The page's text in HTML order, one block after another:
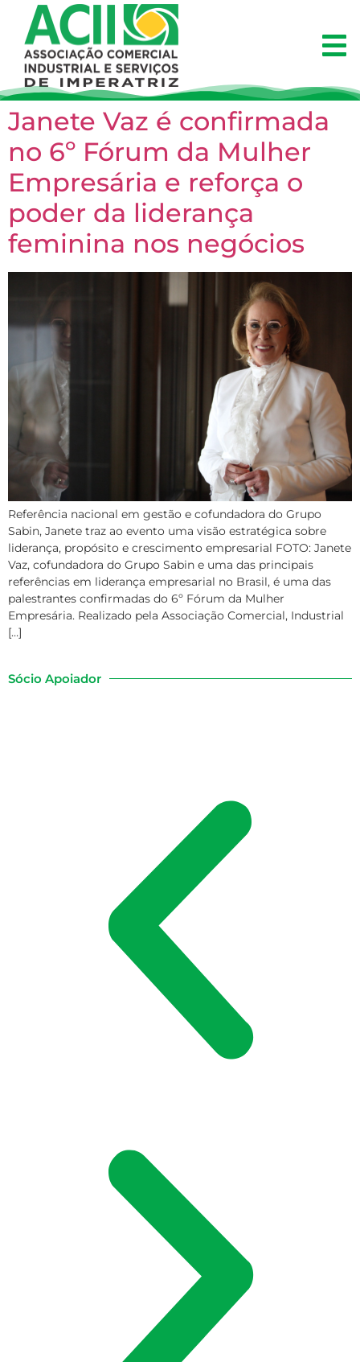
Janete Vaz é confirmada
no 6º Fórum da Mulher
Empresária e reforça o
poder da liderança
feminina nos negócios
Referência nacional em gestão e cofundadora do Grupo
Sabin, Janete traz ao evento uma visão estratégica sobre
liderança, propósito e crescimento empresarial FOTO: Janete
Vaz, cofundadora do Grupo Sabin e uma das principais
referências em liderança empresarial no Brasil, é uma das
palestrantes confirmadas do 6º Fórum da Mulher
Empresária. Realizado pela Associação Comercial, Industrial
[…]
Sócio Apoiador